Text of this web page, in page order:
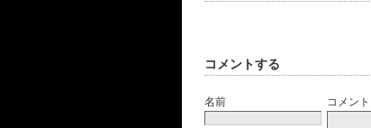
コメントする
名前 コメント